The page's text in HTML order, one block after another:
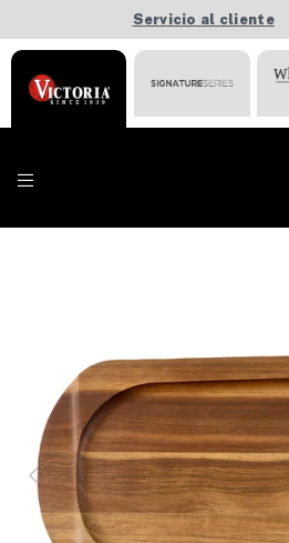
Servicio al cliente